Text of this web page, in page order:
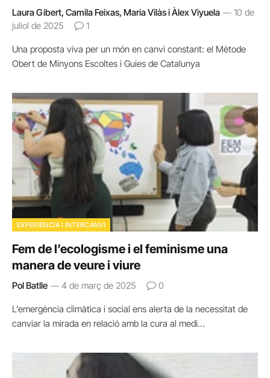
Laura Gibert, Camila Feixas, Maria Vilàs i Àlex Viyuela
10 de
juliol de 2025
1
Una proposta viva per un món en canvi constant: el Mètode
Obert de Minyons Escoltes i Guies de Catalunya
EXPERIÈNCIA I INTERCANVI
Fem de l’ecologisme i el feminisme una
manera de veure i viure
Pol Batlle 4 de març de 2025 0
L’emergència climàtica i social ens alerta de la necessitat de
canviar la mirada en relació amb la cura al medi…